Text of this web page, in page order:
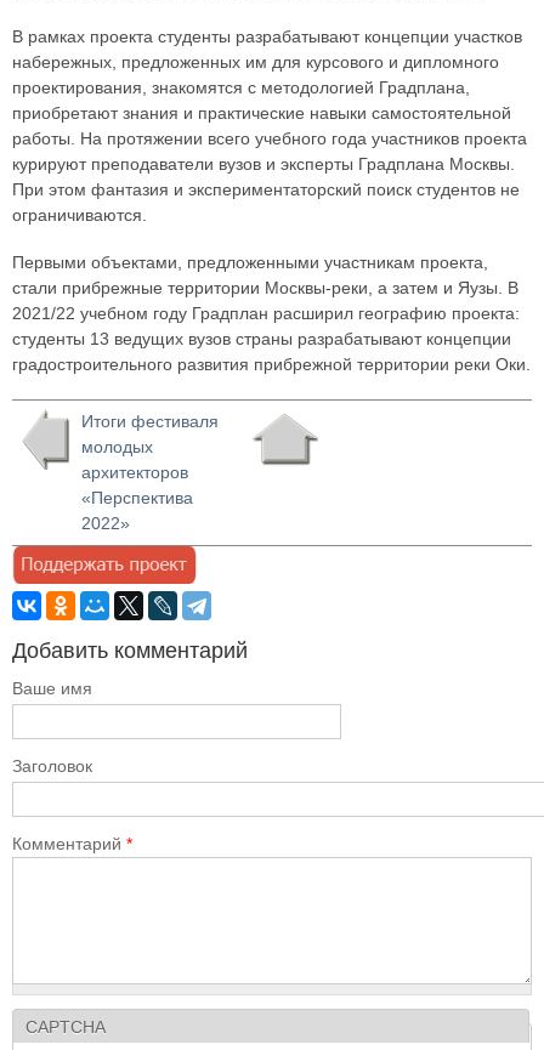
В рамках проекта студенты разрабатывают концепции участков
набережных, предложенных им для курсового и дипломного
проектирования, знакомятся с методологией Градплана,
приобретают знания и практические навыки самостоятельной
работы. На протяжении всего учебного года участников проекта
курируют преподаватели вузов и эксперты Градплана Москвы.
При этом фантазия и экспериментаторский поиск студентов не
ограничиваются.
Первыми объектами, предложенными участникам проекта,
стали прибрежные территории Москвы-реки, а затем и Яузы. В
2021/22 учебном году Градплан расширил географию проекта:
студенты 13 ведущих вузов страны разрабатывают концепции
градостроительного развития прибрежной территории реки Оки.
Итоги фестиваля
молодых
архитекторов
«Перспектива
2022»
Добавить комментарий
Ваше имя
Заголовок
Комментарий *
CAPTCHA